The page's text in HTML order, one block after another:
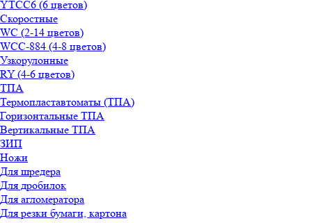
YТСC6 (6 цветов)
Скоростные
WС (2-14 цветов)
WСС-884 (4-8 цветов)
Узкорулонные
RY (4-6 цветов)
ТПА
Термопластавтоматы (ТПА)
Горизонтальные ТПА
Вертикальные ТПА
ЗИП
Ножи
Для шредера
Для дробилок
Для агломератора
Для резки бумаги, картона